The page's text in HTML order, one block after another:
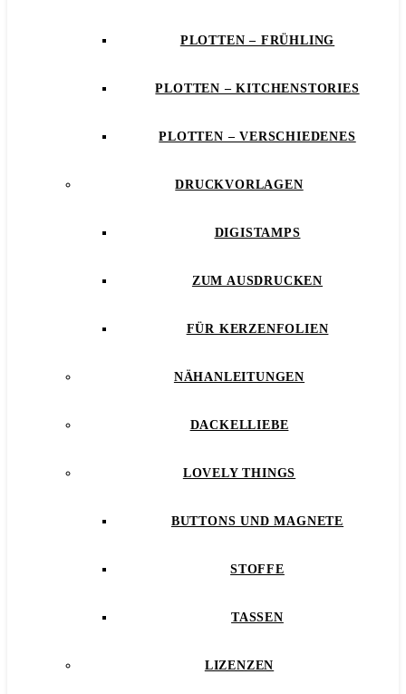
PLOTTEN – FRÜHLING
PLOTTEN – KITCHENSTORIES
PLOTTEN – VERSCHIEDENES
DRUCKVORLAGEN
DIGISTAMPS
ZUM AUSDRUCKEN
FÜR KERZENFOLIEN
NÄHANLEITUNGEN
DACKELLIEBE
LOVELY THINGS
BUTTONS UND MAGNETE
STOFFE
TASSEN
LIZENZEN